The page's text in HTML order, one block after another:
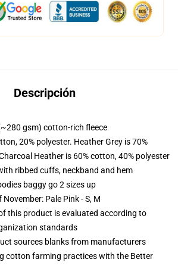
Descripción
gsm) cotton-rich fleece
20% polyester. Heather Grey is 70%
Heather is 60% cotton, 40% polyester
ribbed cuffs, neckband and hem
baggy go 2 sizes up
Pale Pink - S, M
this product is evaluated according to
standards
sources blanks from manufacturers
cotton farming practices with the Better